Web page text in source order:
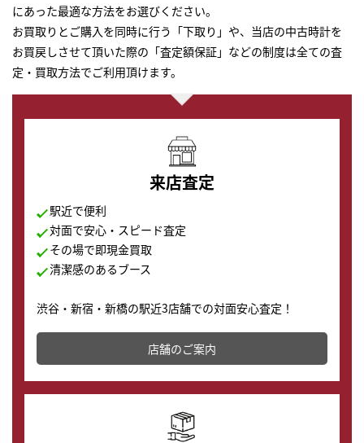
にあった最適な方法をお選びください。
お買取りとご購入を同時に行う「下取り」や、当店の中古時計を
お買戻しさせて頂いた際の「査定額保証」などの制度は全ての査
定・買取方法でご利用頂けます。
来店査定
駅近で便利
対面で安心・スピード査定
その場で即現金買取
清潔感のあるブース
渋谷・新宿・新橋の駅近3店舗での対面安心査定！
その場で現金買取致します。渋谷本店では、時計販売の
店舗を併設しており、下取りに出してお得に新しい時計
の購入もできます♪
店舗のご案内